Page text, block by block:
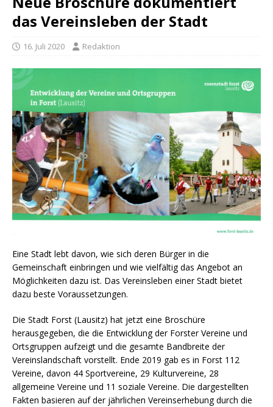
das Vereinsleben der Stadt
16. Juli 2020 Redaktion
Eine Stadt lebt davon, wie sich deren Bürger in die
Gemeinschaft einbringen und wie vielfältig das Angebot an
Möglichkeiten dazu ist. Das Vereinsleben einer Stadt bietet
dazu beste Voraussetzungen.
Die Stadt Forst (Lausitz) hat jetzt eine Broschüre
herausgegeben, die die Entwicklung der Forster Vereine und
Ortsgruppen aufzeigt und die gesamte Bandbreite der
Vereinslandschaft vorstellt. Ende 2019 gab es in Forst 112
Vereine, davon 44 Sportvereine, 29 Kulturvereine, 28
allgemeine Vereine und 11 soziale Vereine. Die dargestellten
Fakten basieren auf der jährlichen Vereinserhebung durch die